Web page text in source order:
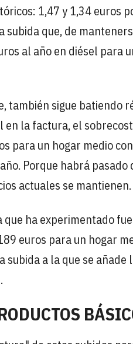
1,47 y 1,34 euros
que, de
al año en diésel para
también sigue batiendo
la factura, el
para un hogar medio
Porque habrá
actuales se mantienen.
ha experimentado
euros para un hogar
a la que se